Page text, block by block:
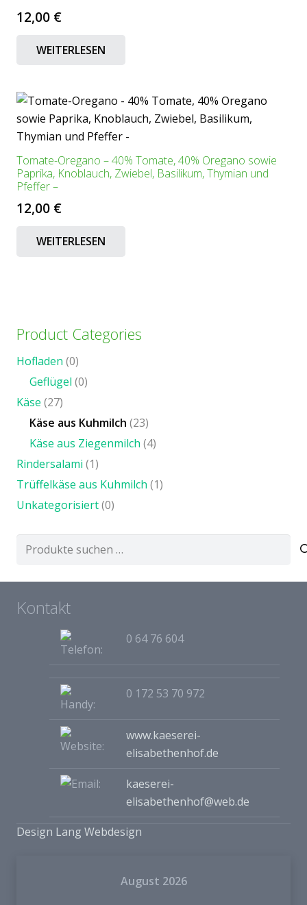
12,00 €
WEITERLESEN
Tomate-Oregano – 40% Tomate, 40% Oregano sowie
Paprika, Knoblauch, Zwiebel, Basilikum, Thymian und
Pfeffer –
12,00 €
WEITERLESEN
Product Categories
Hofladen (0)
Geflügel (0)
Käse (27)
Käse aus Kuhmilch (23)
Käse aus Ziegenmilch (4)
Rindersalami (1)
Trüffelkäse aus Kuhmilch (1)
Unkategorisiert(0)
Suchen
Kontakt
0 64 76 604
0 172 53 70 972
www.kaeserei-
elisabethenhof.de
kaeserei-
elisabethenhof@web.de
Design Lang Webdesign
August 2026